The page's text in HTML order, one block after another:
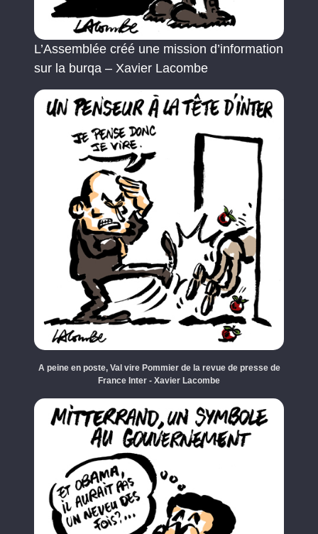
L’Assemblée créé une mission d’information
sur la burqa – Xavier Lacombe
A peine en poste, Val vire Pommier de la revue de presse de
France Inter - Xavier Lacombe